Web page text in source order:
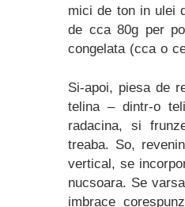
mici de ton in ulei
de cca 80g per
congelata (cca o
Si-apoi, piesa de
telina – dintr-o
radacina, si
treaba. So,
vertical, se
nucsoara. Se
imbrace